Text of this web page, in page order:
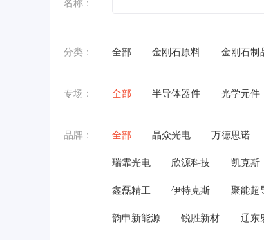
名称：
分类： 全部 金刚石原料 金刚石制
专场： 全部 半导体器件 光学元件
品牌： 全部 晶众光电 万德思诺
瑞霏光电 欣源科技 凯克斯
鑫磊精工 伊特克斯 聚能超
韵申新能源 锐胜新材 辽东